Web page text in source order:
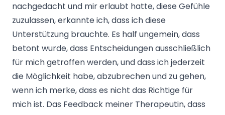
nachgedacht und mir erlaubt hatte, diese Gefühle
zuzulassen, erkannte ich, dass ich diese
Unterstützung brauchte. Es half ungemein, dass
betont wurde, dass Entscheidungen ausschließlich
für mich getroffen werden, und dass ich jederzeit
die Möglichkeit habe, abzubrechen und zu gehen,
wenn ich merke, dass es nicht das Richtige für
mich ist. Das Feedback meiner Therapeutin, dass